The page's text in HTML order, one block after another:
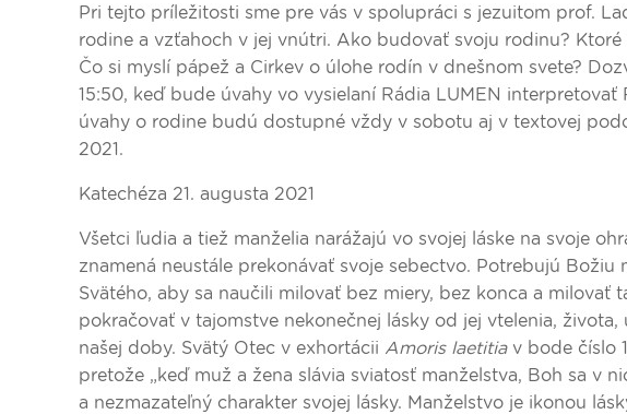
Pri tejto príležitosti sme pre vás v spolupráci s jezuitom prof.
rodine a vzťahoch v jej vnútri. Ako budovať svoju rodinu?
Čo si myslí pápež a Cirkev o úlohe rodín v dnešnom svete?
15:50, keď bude úvahy vo vysielaní Rádia LUMEN interpretovať
úvahy o rodine budú dostupné vždy v sobotu aj v textovej
2021.
Katechéza 21. augusta 2021
Všetci ľudia a tiež manželia narážajú vo svojej láske na svoje
znamená neustále prekonávať svoje sebectvo. Potrebujú
Svätého, aby sa naučili milovať bez miery, bez konca a milovať
pokračovať v tajomstve nekonečnej lásky od jej vtelenia,
našej doby. Svätý Otec v exhortácii Amoris laetitiav bode číslo
pretože „keď muž a žena slávia sviatosť manželstva, Boh sa v
a nezmazateľný charakter svojej lásky. Manželstvo je ikonou